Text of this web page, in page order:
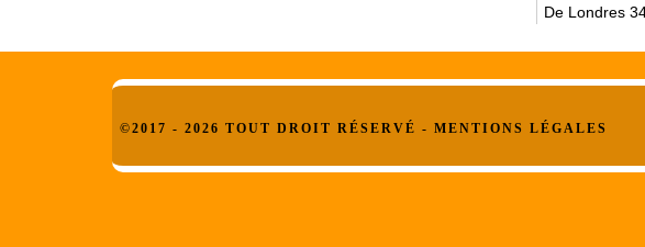
De Londres
©2017 - 2026 TOUT DROIT RÉSERVÉ - MENTIONS LÉGALES